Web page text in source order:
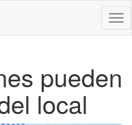
pueden
local